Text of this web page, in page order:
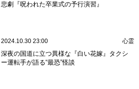
悲劇『呪われた卒業式の予行演習』
2024.10.30 23:00 心霊
深夜の国道に立つ異様な『白い花嫁』タクシ
ー運転手が語る“最恐”怪談